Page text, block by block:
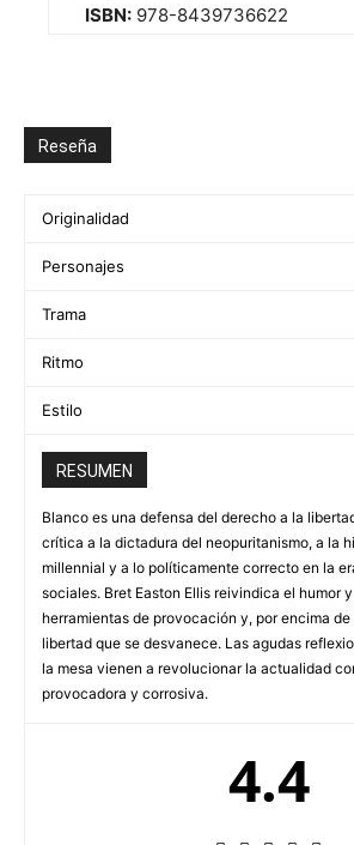
ISBN: 978-8439736622
Reseña
Originalidad
Personajes
Trama
Ritmo
Estilo
RESUMEN
Blanco es una defensa del derecho a la
crítica a la dictadura del neopuritanismo, a la
millennial y a lo políticamente correcto en la
sociales. Bret Easton Ellis reivindica el humor
herramientas de provocación y, por encima
libertad que se desvanece. Las agudas
la mesa vienen a revolucionar la actualidad
provocadora y corrosiva.
4.4